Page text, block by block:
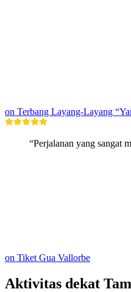
on Terbang Layang-Layang
“Perjalanan yang sangat
on Tiket Gua Vallorbe
Aktivitas dekat